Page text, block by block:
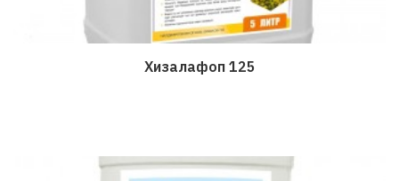
ДэлгэрэнгүйХизалафоп 125